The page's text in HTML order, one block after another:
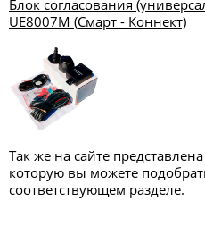
Блок согласования
UE8007M (Смарт - Коннект)
Так же на сайте представлена
которую вы можете
соответствующем разделе.